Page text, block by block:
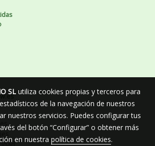
SLutiliza cookies propias y terceros para
de la navegación de nuestros
nuestros servicios. Puedes configurar tus
del botón “Configurar” o obtener más
en nuestra política de cookies.